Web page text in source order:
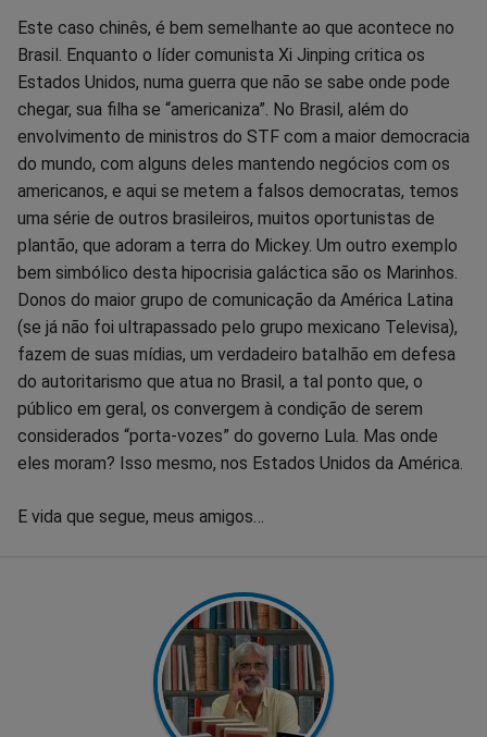
Este caso chinês, é bem semelhante ao que acontece no
Brasil. Enquanto o líder comunista Xi Jinping critica os
Estados Unidos, numa guerra que não se sabe onde pode
chegar, sua filha se “americaniza”. No Brasil, além do
envolvimento de ministros do STF com a maior democracia
do mundo, com alguns deles mantendo negócios com os
americanos, e aqui se metem a falsos democratas, temos
uma série de outros brasileiros, muitos oportunistas de
plantão, que adoram a terra do Mickey. Um outro exemplo
bem simbólico desta hipocrisia galáctica são os Marinhos.
Donos do maior grupo de comunicação da América Latina
(se já não foi ultrapassado pelo grupo mexicano Televisa),
fazem de suas mídias, um verdadeiro batalhão em defesa
do autoritarismo que atua no Brasil, a tal ponto que, o
público em geral, os convergem à condição de serem
considerados “porta-vozes” do governo Lula. Mas onde
eles moram? Isso mesmo, nos Estados Unidos da América.
E vida que segue, meus amigos…